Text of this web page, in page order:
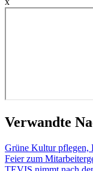
Verwandte
Grüne Kultur pflegen,
Feier zum